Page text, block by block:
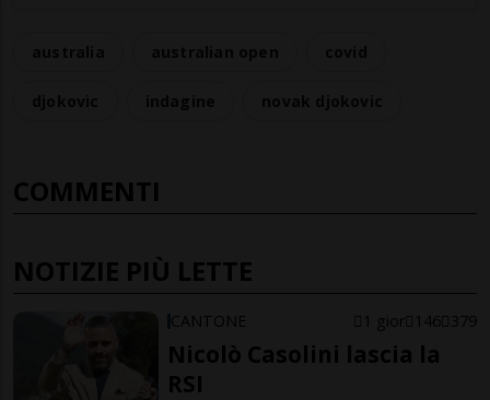
COMMENTI
NOTIZIE PIÙ LETTE
CANTONE 1 gior 146 379
Nicolò Casolini lascia la
RSI